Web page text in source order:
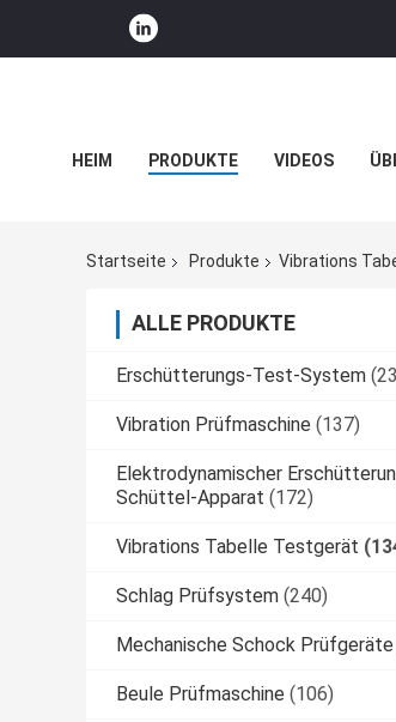
HEIM PRODUKTE VIDEOS
Startseite Produkte Vibrations
ALLE PRODUKTE
Erschütterungs-Test-System
Vibration Prüfmaschine (137)
Elektrodynamischer
Schüttel-Apparat (172)
Vibrations Tabelle Testgerät
Schlag Prüfsystem (240)
Mechanische Schock Prüfgeräte
Beule Prüfmaschine (106)